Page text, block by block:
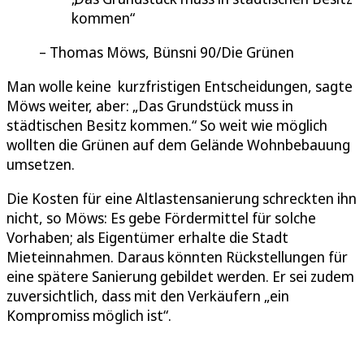
kommen
Thomas Möws, Bünsni 90/Die Grünen
Man wolle keine kurzfristigen Entscheidungen, sagte
Möws weiter, aber: „Das Grundstück muss in
städtischen Besitz kommen.“ So weit wie möglich
wollten die Grünen auf dem Gelände Wohnbebauung
umsetzen.
Die Kosten für eine Altlastensanierung schreckten ihn
nicht, so Möws: Es gebe Fördermittel für solche
Vorhaben; als Eigentümer erhalte die Stadt
Mieteinnahmen. Daraus könnten Rückstellungen für
eine spätere Sanierung gebildet werden. Er sei zudem
zuversichtlich, dass mit den Verkäufern „ein
Kompromiss möglich ist“.